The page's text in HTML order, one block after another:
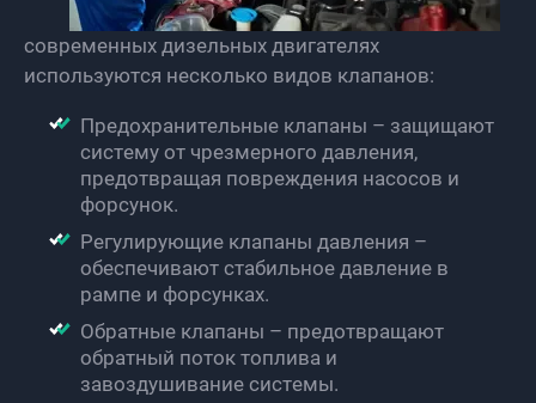
современных дизельных двигателях
используются несколько видов клапанов:
Предохранительные клапаны – защищают
систему от чрезмерного давления,
предотвращая повреждения насосов и
форсунок.
Регулирующие клапаны давления –
обеспечивают стабильное давление в
рампе и форсунках.
Обратные клапаны – предотвращают
обратный поток топлива и
завоздушивание системы.